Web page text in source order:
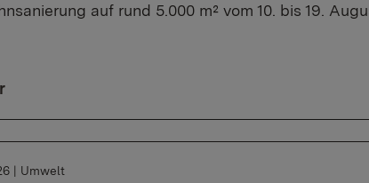
auf rund 5.000 m² vom 10. bis 19.
| Umwelt